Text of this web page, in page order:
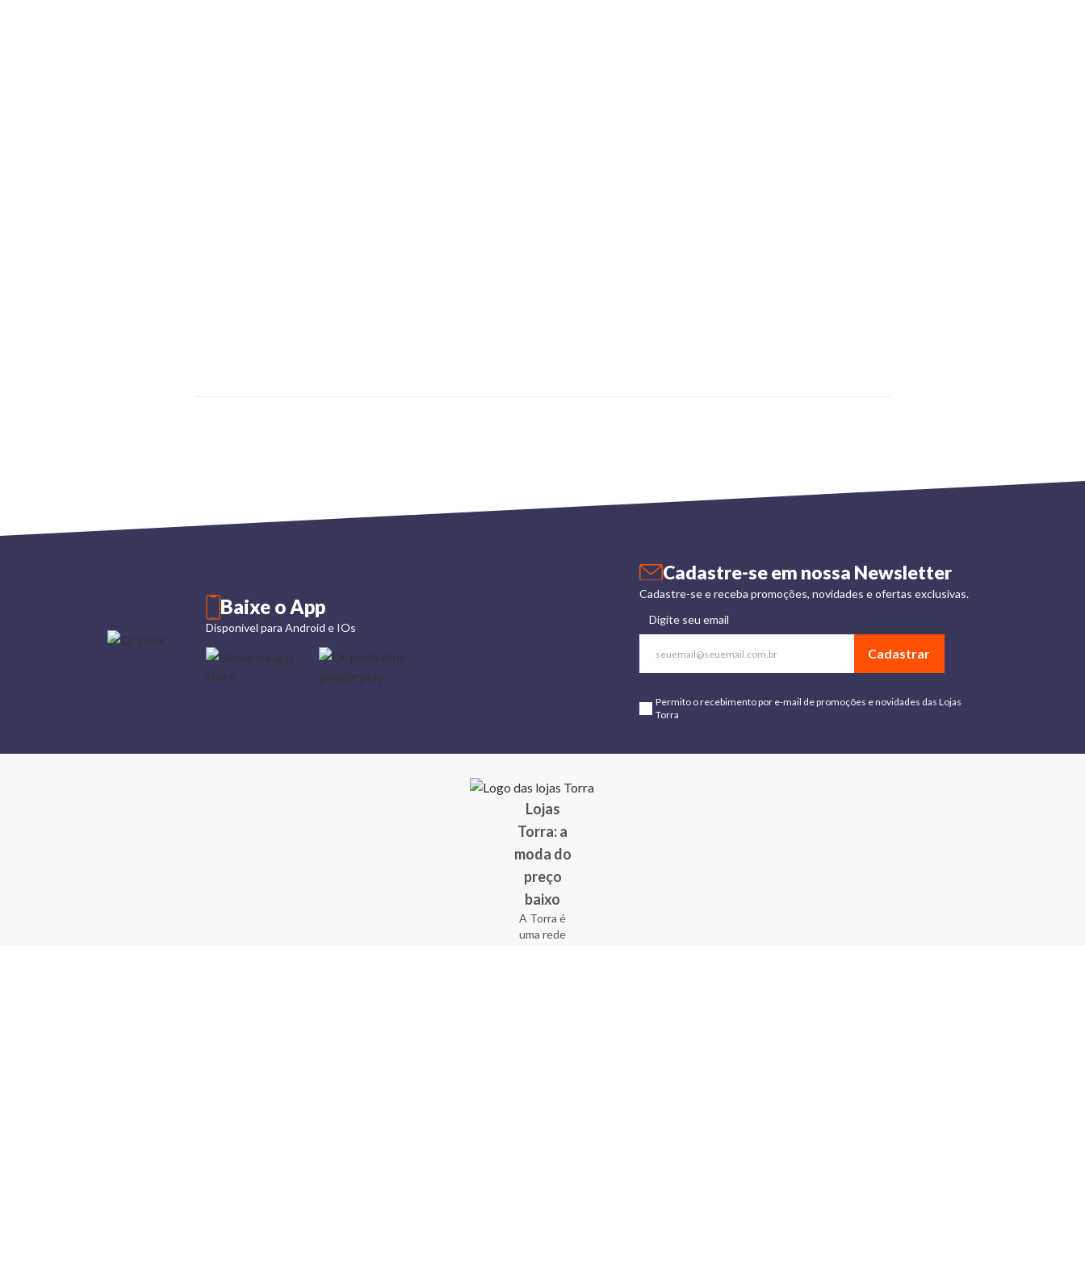
Cadastre-se em nossa Newsletter
Cadastre-se e receba promoções, novidades e ofertas exclusivas.
Digite seu email
Cadastrar
Permito o recebimento por e-mail de promoções e novidades das Lojas
Torra
Baixe o App
Disponível para Android e IOs
Lojas
Torra: a
moda do
preço
baixo
A Torra é
uma rede